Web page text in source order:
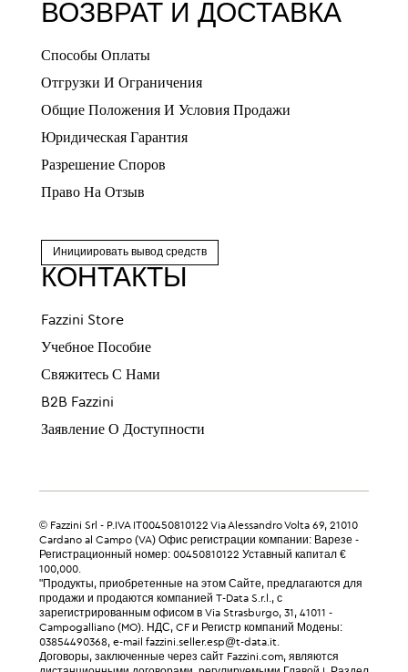
ВОЗВРАТ И ДОСТАВКА
Способы Оплаты
Отгрузки И Ограничения
Общие Положения И Условия Продажи
Юридическая Гарантия
Разрешение Споров
Право На Отзыв
Инициировать вывод средств
КОНТАКТЫ
Fazzini Store
Учебное Пособие
Свяжитесь С Нами
B2B Fazzini
Заявление О Доступности
© Fazzini Srl - P.IVA IT00450810122 Via Alessandro Volta 69, 21010
Cardano al Campo (VA) Офис регистрации компании: Варезе -
Регистрационный номер: 00450810122 Уставный капитал €
100,000.
"Продукты, приобретенные на этом Сайте, предлагаются для
продажи и продаются компанией T-Data S.r.l., с
зарегистрированным офисом в Via Strasburgo, 31, 41011 -
Campogalliano (MO). НДС, CF и Регистр компаний Модены:
03854490368, e-mail fazzini.seller.esp@t-data.it.
Договоры, заключенные через сайт Fazzini.com, являются